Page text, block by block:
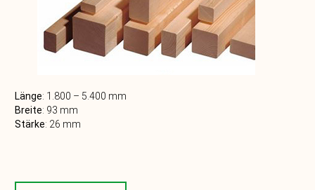
Länge: 1.800 – 5.400 mm
Breite: 93 mm
Stärke: 26 mm